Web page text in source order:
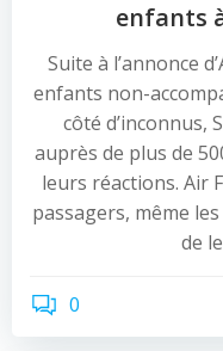
enfants
Suite à l’annonce
enfants non-
côté d’inconnus,
auprès de plus de
leurs réactions. Air
passagers, même
de
0